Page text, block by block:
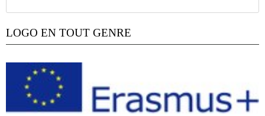
LOGO EN TOUT GENRE